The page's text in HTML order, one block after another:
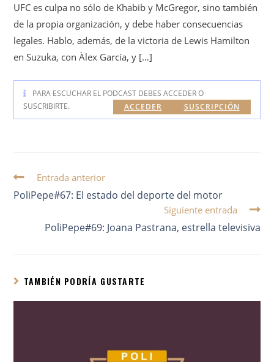
UFC es culpa no sólo de Khabib y McGregor, sino también
de la propia organización, y debe haber consecuencias
legales. Hablo, además, de la victoria de Lewis Hamilton
en Suzuka, con Àlex García, y […]
PARA ESCUCHAR EL PODCAST DEBES ACCEDER O
SUSCRIBIRTE.
SUSCRIPCIÓN
ACCEDER
Entrada anterior
PoliPepe#67: El estado del deporte del motor
Siguiente entrada
PoliPepe#69: Joana Pastrana, estrella televisiva
TAMBIÉN PODRÍA GUSTARTE